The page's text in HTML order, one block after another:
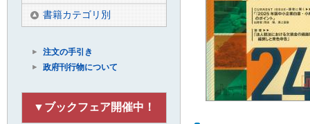
書籍カテゴリ別
注文の手引き
政府刊行物について
▼ブックフェア開催中！